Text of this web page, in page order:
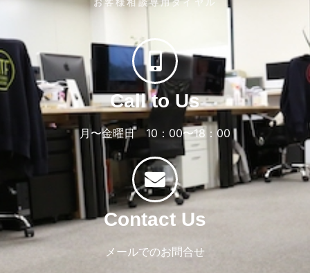
お客様相談専用ダイヤル
Call to Us
月〜金曜日 10：00〜18：00
Contact Us
メールでのお問合せ